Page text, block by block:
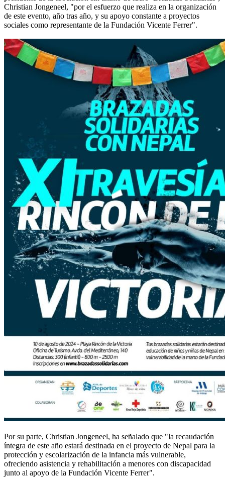
Christian Jongeneel, "por el esfuerzo que realiza en la organización
de este evento, año tras año, y su apoyo constante a proyectos
sociales como representante de la Fundación Vicente Ferrer".
Por su parte, Christian Jongeneel, ha señalado que "la recaudación
íntegra de este año estará destinada en el proyecto de Nepal para la
protección y escolarización de la infancia más vulnerable,
ofreciendo asistencia y rehabilitación a menores con discapacidad
junto al apoyo de la Fundación Vicente Ferrer".